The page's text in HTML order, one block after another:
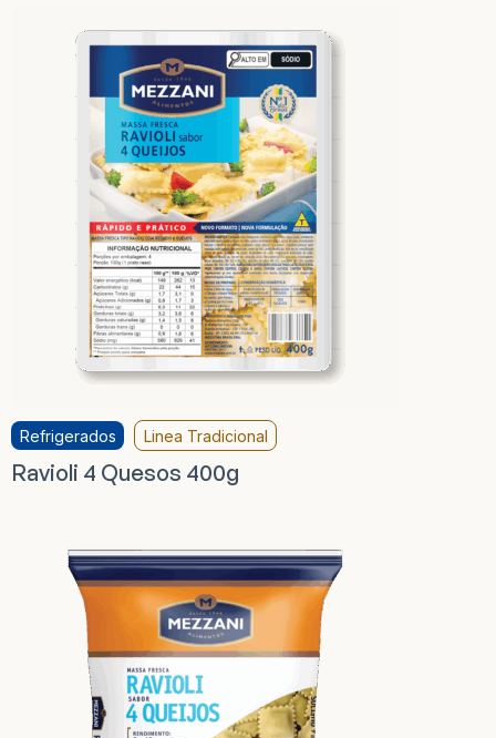
Refrigerados Linea Tradicional
Ravioli 4 Quesos 400g